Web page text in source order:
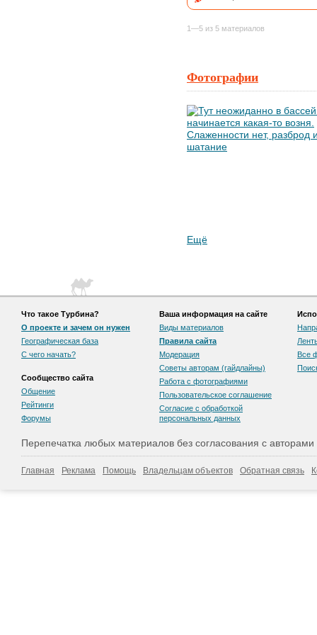
1—5 из 5 материалов
Фотографии
Ещё
Что такое Турбина?
О проекте и зачем он нужен
Географическая база
С чего начать?
Сообщество сайта
Общение
Рейтинги
Форумы
Ваша информация на сайте
Виды материалов
Правила сайта
Модерация
Советы авторам (гайдлайны)
Работа с фотографиями
Пользовательскоe соглашение
Согласие с обработкой
персональных данных
Все
Перепечатка любых материалов без согласования с
Главная Реклама Помощь Владельцам объектов Обратная связь